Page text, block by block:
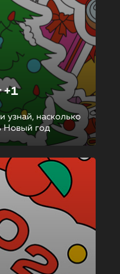
+1
узнай, насколько
Новый год